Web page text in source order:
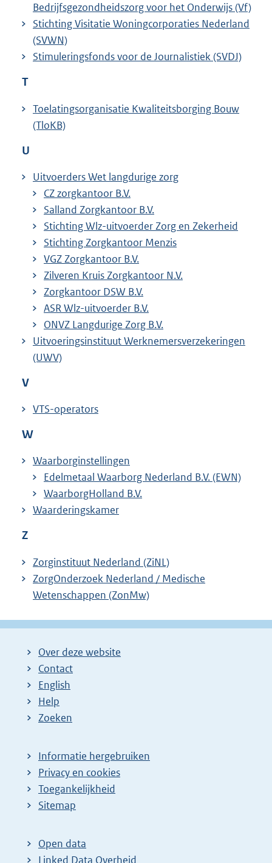
Bedrijfsgezondheidszorg voor het Onderwijs (Vf)
Stichting Visitatie Woningcorporaties Nederland
(SVWN)
Stimuleringsfonds voor de Journalistiek (SVDJ)
T
Toelatingsorganisatie Kwaliteitsborging Bouw
(TloKB)
U
Uitvoerders Wet langdurige zorg
CZ zorgkantoor B.V.
Salland Zorgkantoor B.V.
Stichting Wlz-uitvoerder Zorg en Zekerheid
Stichting Zorgkantoor Menzis
VGZ Zorgkantoor B.V.
Zilveren Kruis Zorgkantoor N.V.
Zorgkantoor DSW B.V.
ASR Wlz-uitvoerder B.V.
ONVZ Langdurige Zorg B.V.
Uitvoeringsinstituut Werknemersverzekeringen
(UWV)
V
VTS-operators
W
Waarborginstellingen
Edelmetaal Waarborg Nederland B.V. (EWN)
WaarborgHolland B.V.
Waarderingskamer
Z
Zorginstituut Nederland (ZiNL)
ZorgOnderzoek Nederland / Medische
Wetenschappen (ZonMw)
Over deze website
Contact
English
Help
Zoeken
Informatie hergebruiken
Privacy en cookies
Toegankelijkheid
Sitemap
Open data
Linked Data Overheid